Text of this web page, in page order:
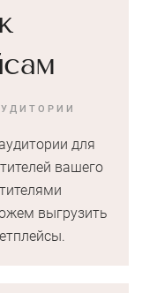
для
вашего
выгрузить